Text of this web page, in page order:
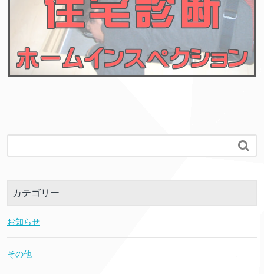

カテゴリー
お知らせ
その他